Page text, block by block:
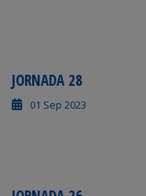
JORNADA 28
01 Sep 2023